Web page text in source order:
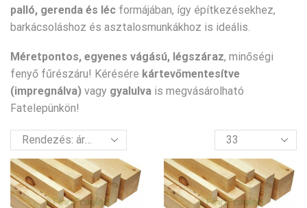
palló, gerenda és léc formájában, így építkezésekhez,
barkácsoláshoz és asztalosmunkákhoz is ideális.
Méretpontos, egyenes vágású, légszáraz, minőségi
fenyő fűrészáru! Kérésére kártevőmentesítve
(impregnálva) vagy gyalulva is megvásárolható
Fatelepünkön!
termék
per
oldal